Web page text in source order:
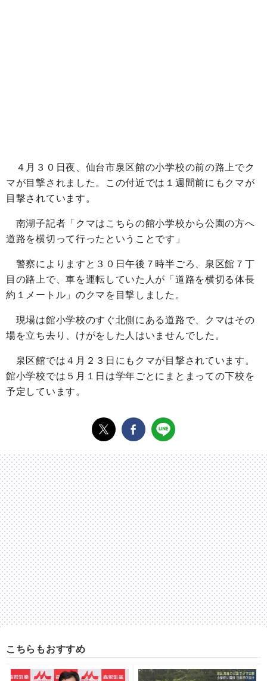
４月３０日夜、仙台市泉区館の小学校の前の路上でク
マが目撃されました。この付近では１週間前にもクマが
目撃されています。
南湖子記者「クマはこちらの館小学校から公園の方へ
道路を横切って行ったということです」
警察によりますと３０日午後７時半ごろ、泉区館７丁
目の路上で、車を運転していた人が「道路を横切る体長
約１メートル」のクマを目撃しました。
現場は館小学校のすぐ北側にある道路で、クマはその
場を立ち去り、けがをした人はいませんでした。
泉区館では４月２３日にもクマが目撃されています。
館小学校では５月１日は学年ごとにまとまっての下校を
予定しています。
こちらもおすすめ